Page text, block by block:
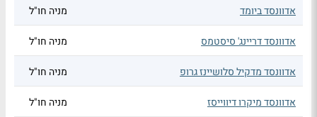
אדוונסד ביומד מניה חו"ל
אדוונסד דריינג' סיסטמס מניה חו"ל
אדוונסד מדקיל סלושיינז גרופ מניה חו"ל
אדוונסד מיקרו דיווייסז מניה חו"ל